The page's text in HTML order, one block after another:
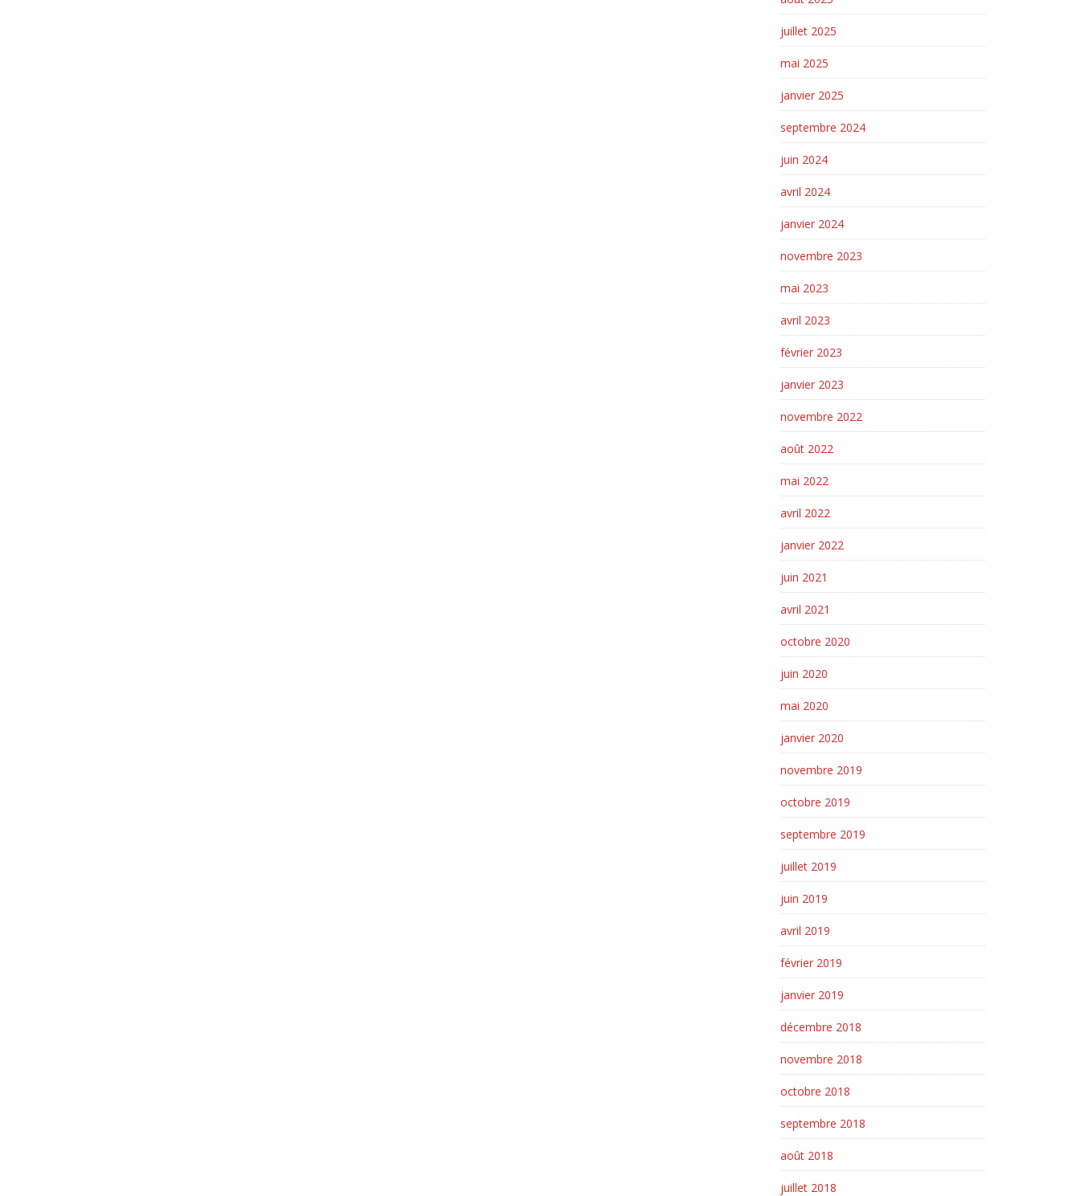
juillet 2025
mai 2025
janvier 2025
septembre 2024
juin 2024
avril 2024
janvier 2024
novembre 2023
mai 2023
avril 2023
février 2023
janvier 2023
novembre 2022
août 2022
mai 2022
avril 2022
janvier 2022
juin 2021
avril 2021
octobre 2020
juin 2020
mai 2020
janvier 2020
novembre 2019
octobre 2019
septembre 2019
juillet 2019
juin 2019
avril 2019
février 2019
janvier 2019
décembre 2018
novembre 2018
octobre 2018
septembre 2018
août 2018
juillet 2018